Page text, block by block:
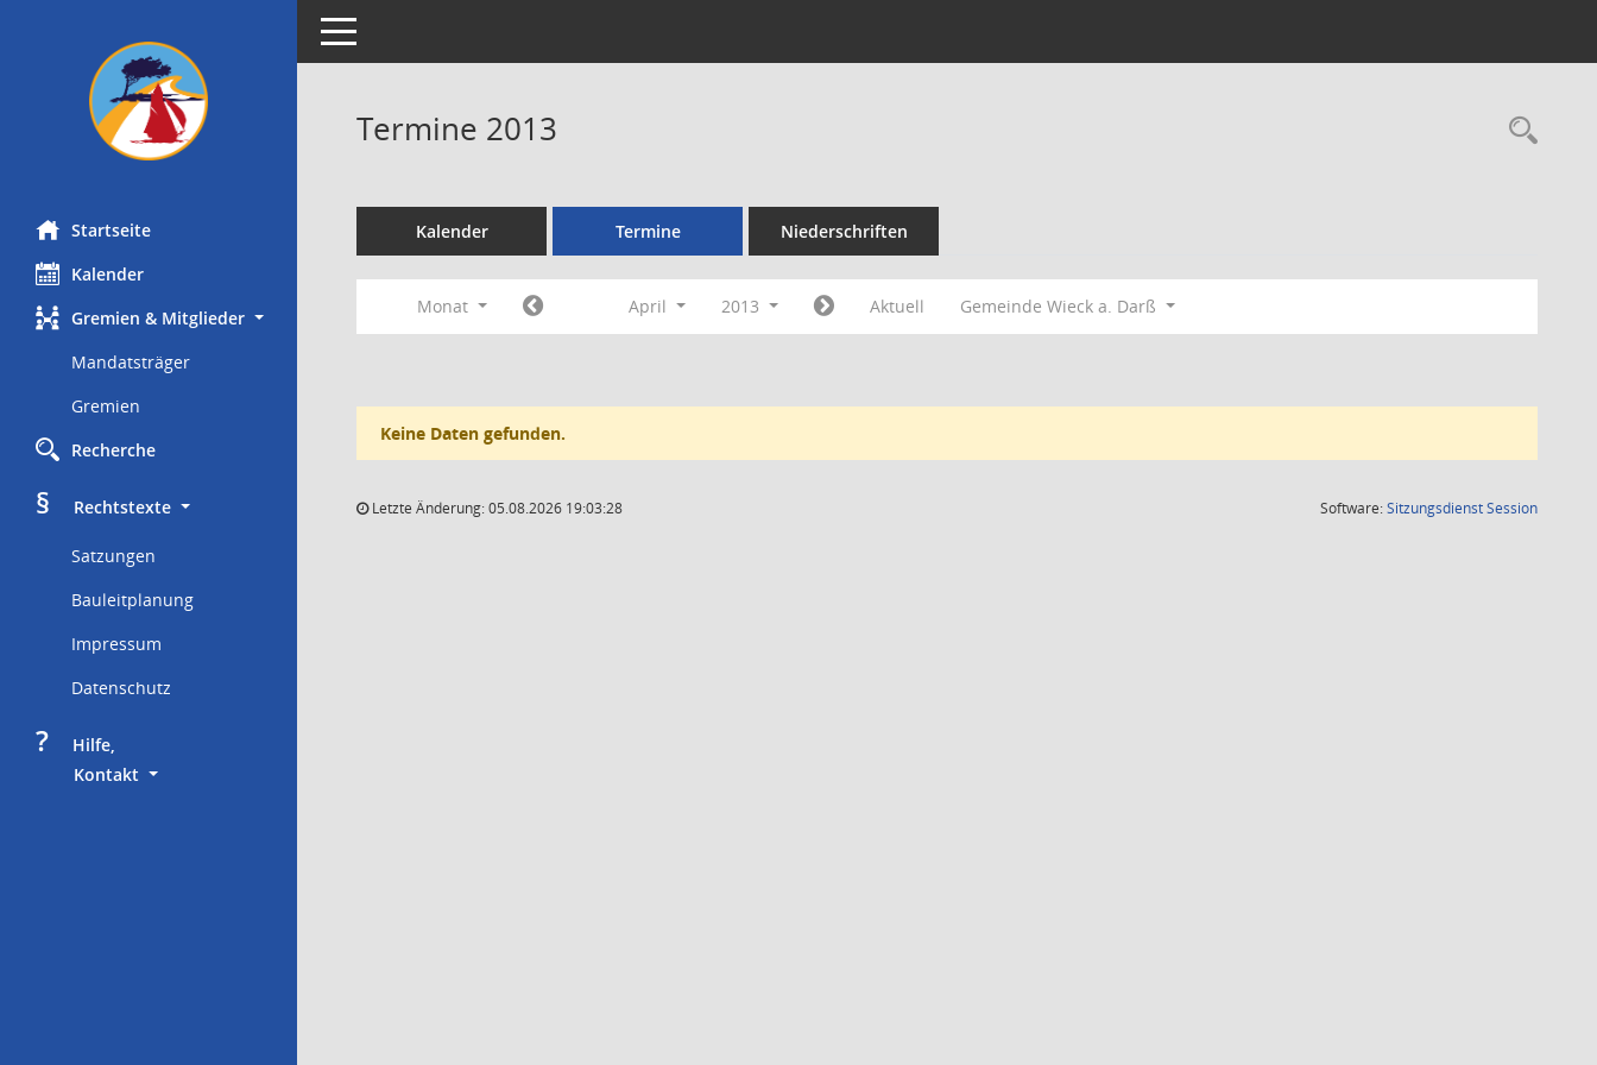
Startseite
Kalender
Gremien & Mitglieder
Mandatsträger
Gremien
Recherche
§
     Rechtstexte
Satzungen
Bauleitplanung
Impressum
Datenschutz
?
     Hilfe,
Kontakt
Toggle navigation
Termine 2013
Kalender Termine Niederschriften
Monat April 2013 Aktuell Gemeinde Wieck a. Darß
Keine Daten gefunden.
Letzte Änderung: 05.08.2026 19:03:28 Software:SitzungsdienstSession(Wird in